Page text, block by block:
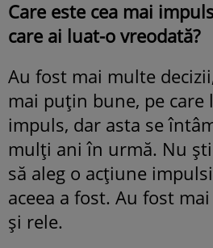
Care este cea mai
care ai luat-o vreodată?
Au fost mai multe
mai puțin bune, pe care
impuls, dar asta se
mulți ani în urmă. Nu
să aleg o acțiune
aceea a fost. Au fost
și rele.